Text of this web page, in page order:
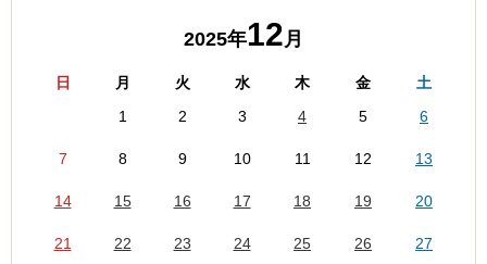
2025年12月
日 月 火 水 木 金
土
1
2 3 4 5 6
7 8 9 10 11 12 13
14 15 16 17 18 19 20
21 22 23 24 25 26 27